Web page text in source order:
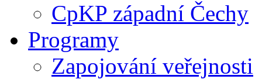
CpKP západní Čechy
Programy
Zapojování veřejnosti